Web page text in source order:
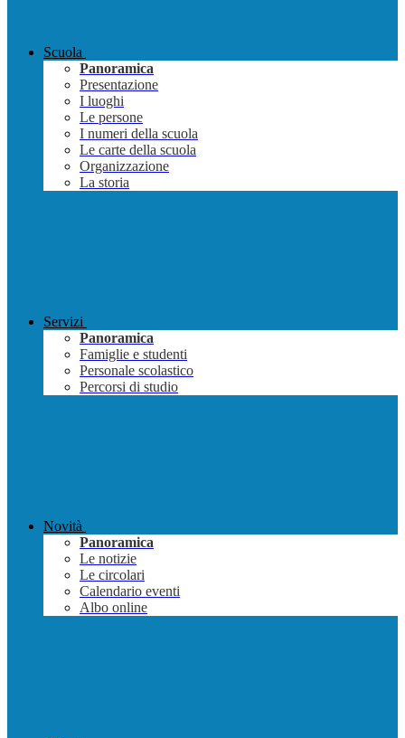
Scuola
Panoramica
Presentazione
I luoghi
Le persone
I numeri della scuola
Le carte della scuola
Organizzazione
La storia
Servizi
Panoramica
Famiglie e studenti
Personale scolastico
Percorsi di studio
Novità
Panoramica
Le notizie
Le circolari
Calendario eventi
Albo online